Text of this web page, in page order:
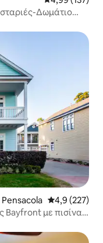
Δωμάτιο
Μέση
4,9 (227)
Bayfront με πισίνα